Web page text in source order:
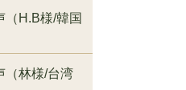
（H.B様/韓国
（林様/台湾